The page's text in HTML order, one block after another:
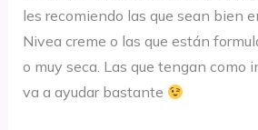
les recomiendo las que sean bien
Nivea creme o las que están
o muy seca. Las que tengan como
va a ayudar bastante